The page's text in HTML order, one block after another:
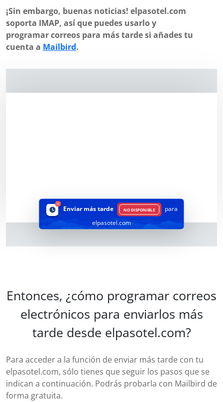
¡Sin embargo, buenas noticias! elpasotel.com
soporta IMAP, así que puedes usarlo y
programar correos para más tarde si añades tu
cuenta a Mailbird.
Enviar más tarde NO DISPONIBLE
para
elpasotel.com
Entonces, ¿cómo programar correos
electrónicos para enviarlos más
tarde desde elpasotel.com?
Para acceder a la función de enviar más tarde con tu
elpasotel.com, sólo tienes que seguir los pasos que se
indican a continuación. Podrás probarla con Mailbird de
forma gratuita.